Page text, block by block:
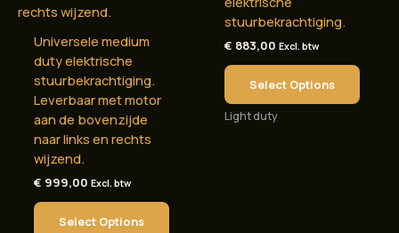
Universele medium
duty elektrische
stuurbekrachtiging.
Leverbaar met motor
aan de bovenzijde
naar links en rechts
wijzend.
€ 999,00 Excl. btw
Select Options
stuurbekrachtiging.
€ 883,00 Excl. btw
Select Options
Light duty